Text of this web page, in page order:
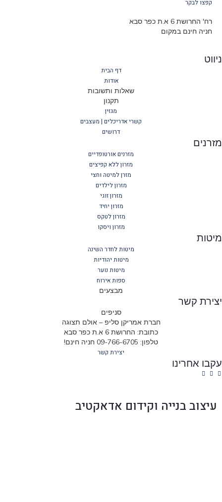
קפצו לבקר
רח' החרושת 6 א.ת כפר סבא
חניה חינם במקום
דף הבית
אודות
שאלות ותשובות
תקנון
מגזין
קשרי אדריכלים | מעצבים
דרושים
מזרנים אורטופדיים
מזרון ללא קפיצים
מזרן למיטה וחצי
מזרון לילדים
מזרון זוגי
מזרון יחיד
מזרון לטקס
מזרון ויסקו
מיטות לחדר השינה
מיטות יהודיות
מיטות נוער
ספות אירוח
מבצעים
קשר
סניפים
חברת אמריקן סליפ – אולם תצוגה
כתובת: החרושת 6 א.ת כפר סבא
טלפון: 09-766-6705 חניה חינם!
יצירת קשר
אחרינו
עיצוב בנייה וקידום אדאקטיב